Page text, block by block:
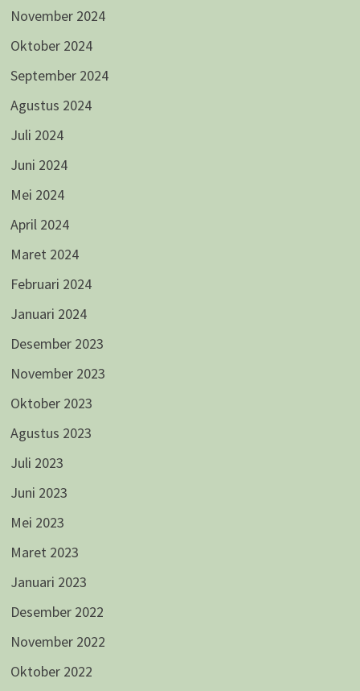
November 2024
Oktober 2024
September 2024
Agustus 2024
Juli 2024
Juni 2024
Mei 2024
April 2024
Maret 2024
Februari 2024
Januari 2024
Desember 2023
November 2023
Oktober 2023
Agustus 2023
Juli 2023
Juni 2023
Mei 2023
Maret 2023
Januari 2023
Desember 2022
November 2022
Oktober 2022